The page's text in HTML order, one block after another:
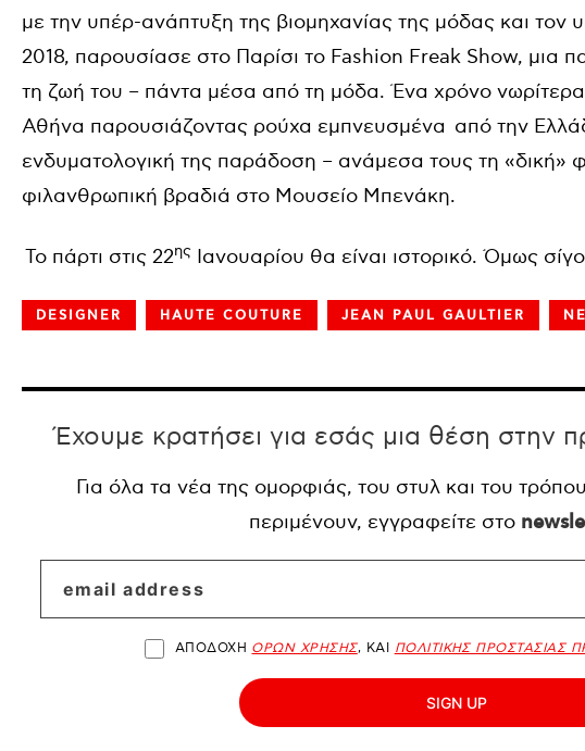
με την υπέρ-ανάπτυξη της βιομηχανίας της μόδας και τον
2018, παρουσίασε στο Παρίσι το Fashion Freak Show, μια
τη ζωή του – πάντα μέσα από τη μόδα. Ένα χρόνο
Αθήνα παρουσιάζοντας ρούχα εμπνευσμένα από την
ενδυματολογική της παράδοση – ανάμεσα τους τη «δική»
φιλανθρωπική βραδιά στο Μουσείο Μπενάκη.
Το πάρτι στις 22ης Ιανουαρίου θα είναι ιστορικό. Όμως
DESIGNER HAUTE COUTURE JEAN PAUL GAULTIER
Έχουμε κρατήσει για εσάς μια θέση στην
Για όλα τα νέα της ομορφιάς, του στυλ και του
περιμένουν, εγγραφείτε στο
ΑΠΟΔΟΧΗ ΟΡΩΝ ΧΡΗΣΗΣ, ΚΑΙ ΠΟΛΙΤΙΚΗΣ
SIGN UP